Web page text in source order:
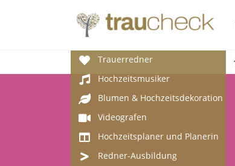
Trauerredner
Hochzeitsmusiker
Blumen & Hochzeitsdekoration
Videografen
Hochzeitsplaner und Planerin
Redner-Ausbildung